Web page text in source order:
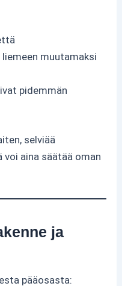
muutamaksi
pidemmän
selviää
voi aina säätää oman
ja
pääosasta: